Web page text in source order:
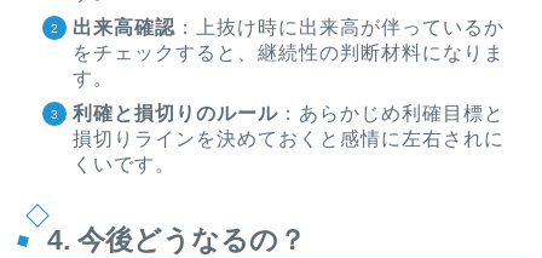
出来高確認 ：上抜け時に出来高が伴っているか
をチェックすると、継続性の判断材料になりま
す。
利確と損切りのルール ：あらかじめ利確目標と
損切りラインを決めておくと感情に左右されに
くいです。
4. 今後どうなるの？